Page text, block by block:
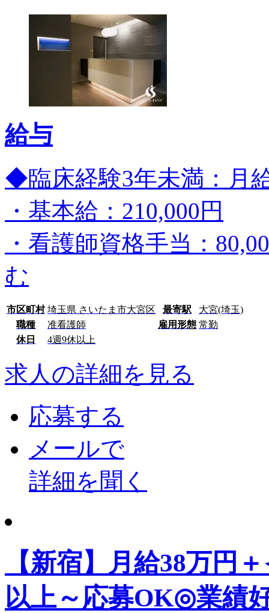
給与
◆臨床経験3年未満：月
・基本給：210,000円
・看護師資格手当：
む
市区町村 埼玉県 さいたま市大宮区 最寄駅
大宮(埼玉)
職種
准看護師 雇用形態 常勤
休日
4週9休以上
求人の詳細を見る
応募する
メールで
詳細を聞く
【新宿】月給38万円
以上～応募OK◎業績